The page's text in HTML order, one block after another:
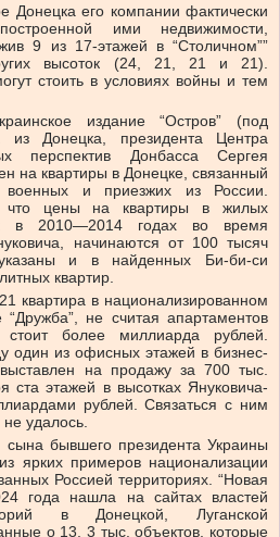
Донецка его компании фактически
ими недвижимости,
9 из 17-этажей в “Столичном””
высоток (24, 21, 21 и 21).
стоить в условиях войны и тем
издание “Остров” (под
из Донецка, президента Центра
перспектив Донбасса Сергея
на квартиры в Донецке, связанный
и приезжих из России.
что цены на квартиры в жилых
в 2010—2014 годах во время
начинаются от 100 тысяч
и в найденных Би-би-си
квартир.
квартира в национализированном
не считая апартаментов
более миллиарда рублей.
один из офисных этажей в бизнес-
на продажу за 700 тыс.
ста этажей в высотках Януковича-
рублей. Связаться с ним
удалось.
бывшего президента Украины
ярких примеров национализации
Россией территориях. “Новая
года нашла на сайтах властей
в Донецкой, Луганской
о 13, 3 тыс. объектов, которые